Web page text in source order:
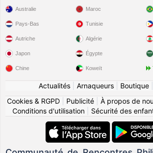
Australie
Pays-Bas
Autriche
Japon
Chine
Maroc
Tunisie
Algérie
Égypte
Koweït
Actualités| Arnaqueurs| Boutique|
Cookies & RGPD
Publicité À propos de
Conditions d'utilisation| Sécurité des